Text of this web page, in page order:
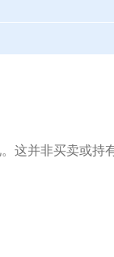
这并非买卖或持